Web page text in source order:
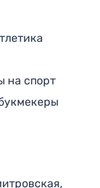
на спорт